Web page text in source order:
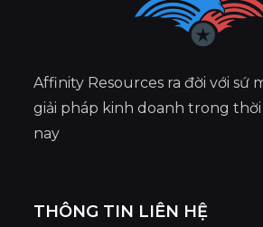
Affinity Resources ra đời với sứ
giải pháp kinh doanh trong thời
nay
THÔNG TIN LIÊN HỆ